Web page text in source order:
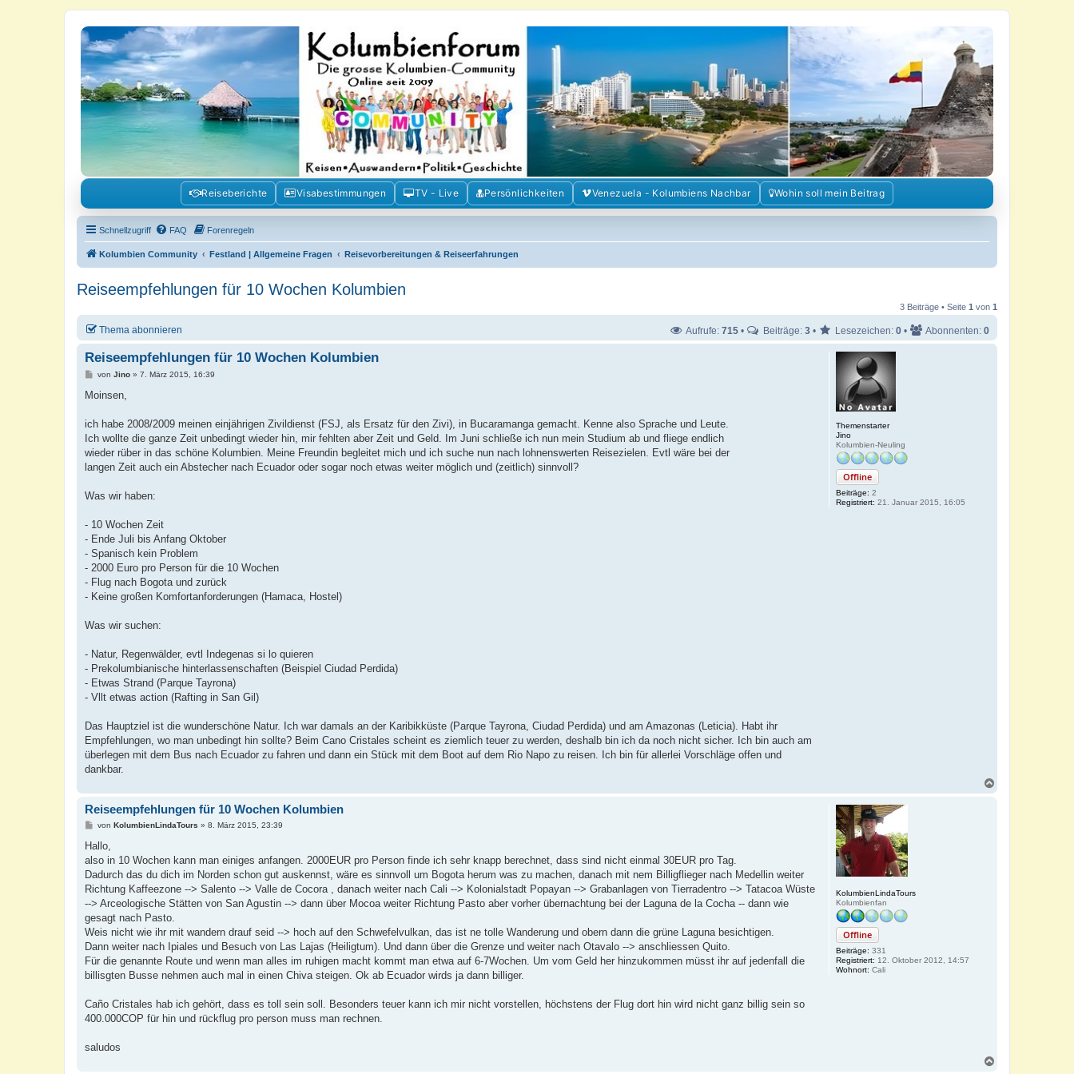
Kolumbienforum - Das grosse Forum der Freunde Kolumbiens
Reisen, Auswandern, Kultur, Politik, Geschichte und Visum in Kolumbien und Venezuela. Austausch, Erfahrungen und Gemeinschaft im Kolumbienforum
Reiseberichte Visabestimmungen TV - Live Persönlichkeiten Venezuela - Kolumbiens Nachbar Wohin soll mein Beitrag
Schnellzugriff FAQ Forenregeln
Kolumbien Community Festland | Allgemeine Fragen Reisevorbereitungen & Reiseerfahrungen
Reiseempfehlungen für 10 Wochen Kolumbien
3 Beiträge • Seite 1 von 1
Thema abonnieren Aufrufe: 715 • Beiträge: 3 • Lesezeichen: 0 • Abonnenten: 0
Themenstarter
Jino
Kolumbien-Neuling
Offline
Beiträge: 2
Registriert: 21. Januar 2015, 16:05
Reiseempfehlungen für 10 Wochen Kolumbien
B
i
a
von Jino» 7. März 2015, 16:39
Moinsen,
ich habe 2008/2009 meinen einjährigen Zivildienst (FSJ, als Ersatz für den Zivi), in Bucaramanga gemacht. Kenne also Sprache und Leute.
Ich wollte die ganze Zeit unbedingt wieder hin, mir fehlten aber Zeit und Geld. Im Juni schließe ich nun mein Studium ab und fliege endlich
wieder rüber in das schöne Kolumbien. Meine Freundin begleitet mich und ich suche nun nach lohnenswerten Reisezielen. Evtl wäre bei der
langen Zeit auch ein Abstecher nach Ecuador oder sogar noch etwas weiter möglich und (zeitlich) sinnvoll?
Was wir haben:
- 10 Wochen Zeit
- Ende Juli bis Anfang Oktober
- Spanisch kein Problem
- 2000 Euro pro Person für die 10 Wochen
- Flug nach Bogota und zurück
- Keine großen Komfortanforderungen (Hamaca, Hostel)
Was wir suchen:
- Natur, Regenwälder, evtl Indegenas si lo quieren
- Prekolumbianische hinterlassenschaften (Beispiel Ciudad Perdida)
- Etwas Strand (Parque Tayrona)
- Vllt etwas action (Rafting in San Gil)
Das Hauptziel ist die wunderschöne Natur. Ich war damals an der Karibikküste (Parque Tayrona, Ciudad Perdida) und am Amazonas (Leticia). Habt ihr
Empfehlungen, wo man unbedingt hin sollte? Beim Cano Cristales scheint es ziemlich teuer zu werden, deshalb bin ich da noch nicht sicher. Ich bin auch am
überlegen mit dem Bus nach Ecuador zu fahren und dann ein Stück mit dem Boot auf dem Rio Napo zu reisen. Ich bin für allerlei Vorschläge offen und
dankbar.
KolumbienLindaTours
Kolumbienfan
Offline
Beiträge: 331
Registriert: 12. Oktober 2012, 14:57
Wohnort: Cali
Reiseempfehlungen für 10 Wochen Kolumbien
B
i
r
a
von KolumbienLindaTours » 8. März 2015, 23:39
Hallo,
also in 10 Wochen kann man einiges anfangen. 2000EUR pro Person finde ich sehr knapp berechnet, dass sind nicht einmal 30EUR pro Tag.
Dadurch das du dich im Norden schon gut auskennst, wäre es sinnvoll um Bogota herum was zu machen, danach mit nem Billigflieger nach Medellin weiter
Richtung Kaffeezone --> Salento --> Valle de Cocora , danach weiter nach Cali --> Kolonialstadt Popayan --> Grabanlagen von Tierradentro --> Tatacoa Wüste
--> Arceologische Stätten von San Agustin --> dann über Mocoa weiter Richtung Pasto aber vorher übernachtung bei der Laguna de la Cocha -- dann wie
gesagt nach Pasto.
Weis nicht wie ihr mit wandern drauf seid --> hoch auf den Schwefelvulkan, das ist ne tolle Wanderung und obern dann die grüne Laguna besichtigen.
Dann weiter nach Ipiales und Besuch von Las Lajas (Heiligtum). Und dann über die Grenze und weiter nach Otavalo --> anschliessen Quito.
Für die genannte Route und wenn man alles im ruhigen macht kommt man etwa auf 6-7Wochen. Um vom Geld her hinzukommen müsst ihr auf jedenfall die
billisgten Busse nehmen auch mal in einen Chiva steigen. Ok ab Ecuador wirds ja dann billiger.
Caño Cristales hab ich gehört, dass es toll sein soll. Besonders teuer kann ich mir nicht vorstellen, höchstens der Flug dort hin wird nicht ganz billig sein so
400.000COP für hin und rückflug pro person muss man rechnen.
saludos